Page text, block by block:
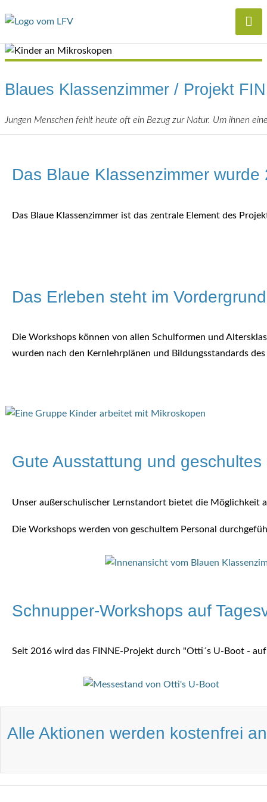
Blaues Klassenzimmer / Projekt
Jungen Menschen fehlt heute oft ein Bezug zur Natur. Um ihnen
Das Blaue Klassenzimmer
Das Blaue Klassenzimmer ist das zentrale Element des
Das Erleben steht im
Die Workshops können von allen Schulformen und
wurden nach den Kernlehrplänen und Bildungsstandards
Gute Ausstattung und geschultes
Unser außerschulischer Lernstandort bietet die Möglichkeit
Die Workshops werden von geschultem Personal
Schnupper-Workshops auf
Seit 2016 wird das FINNE-Projekt durch "Otti´s U-Boot -
Alle Aktionen werden kostenfrei